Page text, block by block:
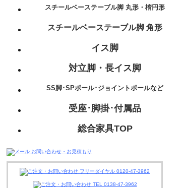
スチールベーステーブル脚 丸形・楕円形
スチールベーステーブル脚 角形
イス脚
対立脚・長イス脚
SS脚･SPポール･ジョイントポールなど
受座･脚掛･付属品
総合家具TOP